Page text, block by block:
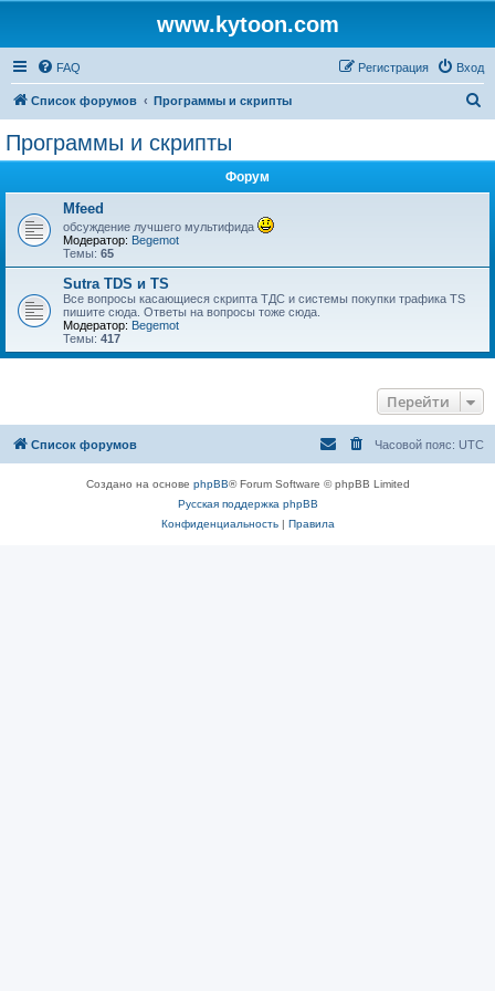
www.kytoon.com
FAQ Вход
Регистрация
Список форумов Программы и скрипты
Программы и скрипты
Форум
Mfeed
обсуждение лучшего мультифида
Модератор: Begemot
Темы: 65
Sutra TDS и TS
Все вопросы касающиеся скрипта ТДС и системы покупки трафика TS
пишите сюда. Ответы на вопросы тоже сюда.
Модератор: Begemot
Темы: 417
Перейти
Список форумов Часовой пояс: UTC
Создано на основе phpBB® Forum Software © phpBB Limited
Русская поддержка phpBB
Конфиденциальность| Правила